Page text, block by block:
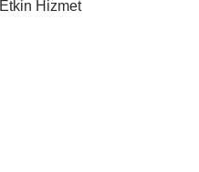
Etkin Hizmet